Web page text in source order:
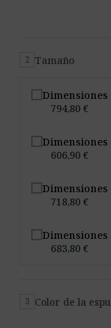
2 Tamaño
Dimensiones
794,80 €
Dimensiones
606,90 €
Dimensiones
718,80 €
Dimensiones
683,80 €
3 Color de la